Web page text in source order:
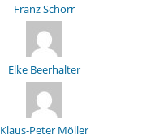
Franz Schorr
Elke Beerhalter
Klaus-Peter Möller